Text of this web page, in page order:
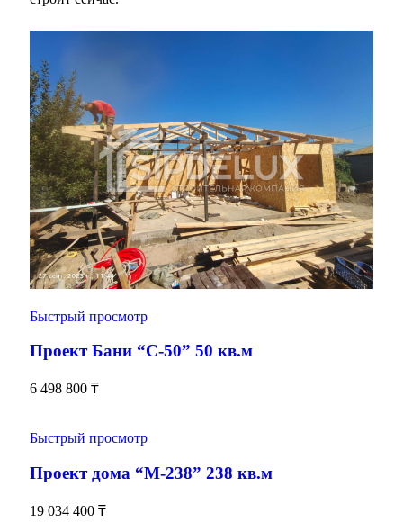
Быстрый просмотр
Проект Бани “С-50” 50 кв.м
6 498 800 ₸
Быстрый просмотр
Проект дома “М-238” 238 кв.м
19 034 400 ₸